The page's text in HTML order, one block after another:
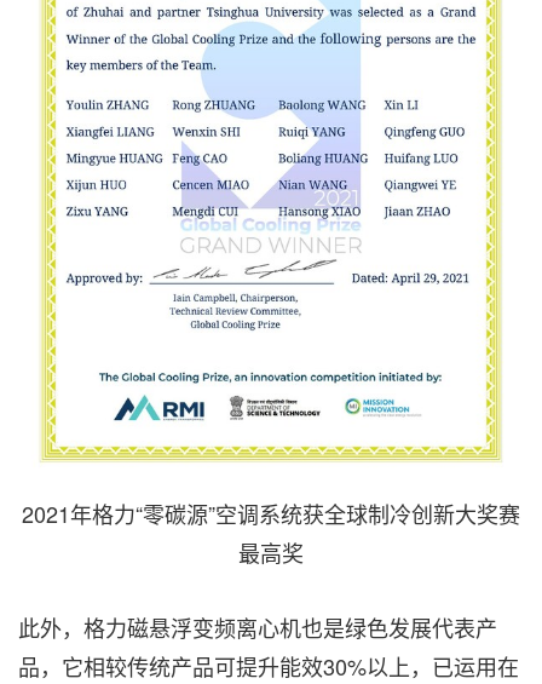
2021年格力“零碳源”空调系统获全球制冷创新大奖赛
最高奖
此外，格力磁悬浮变频离心机也是绿色发展代表产
品，它相较传统产品可提升能效30%以上，已运用在